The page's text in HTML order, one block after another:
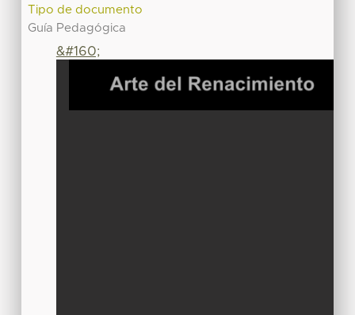
Tipo de documento
Guía Pedagógica
&#160;